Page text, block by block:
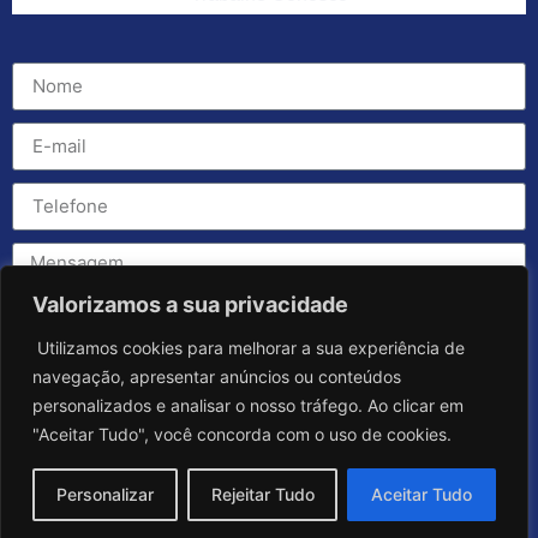
Valorizamos a sua privacidade
Utilizamos cookies para melhorar a sua experiência de
navegação, apresentar anúncios ou conteúdos
personalizados e analisar o nosso tráfego. Ao clicar em
"Aceitar Tudo", você concorda com o uso de cookies.
Personalizar Rejeitar Tudo Aceitar Tudo
Enviar